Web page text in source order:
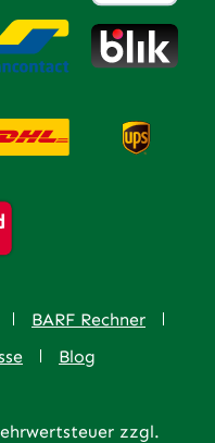
BARF Rechner
Blog
zzgl.